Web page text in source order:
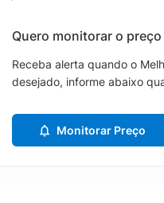
Quero monitorar o preço
Receba alerta quando o
desejado, informe abaixo
Monitorar Preço